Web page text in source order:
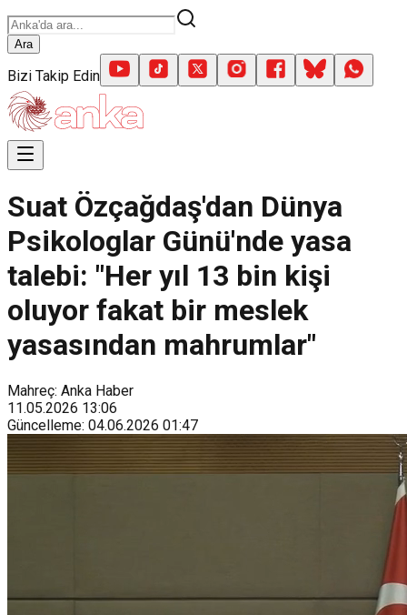
Ara
Bizi Takip Edin
Suat Özçağdaş'dan Dünya
Psikologlar Günü'nde yasa
talebi: "Her yıl 13 bin kişi
oluyor fakat bir meslek
yasasından mahrumlar"
Mahreç: Anka Haber
11.05.2026 13:06
Güncelleme: 04.06.2026 01:47